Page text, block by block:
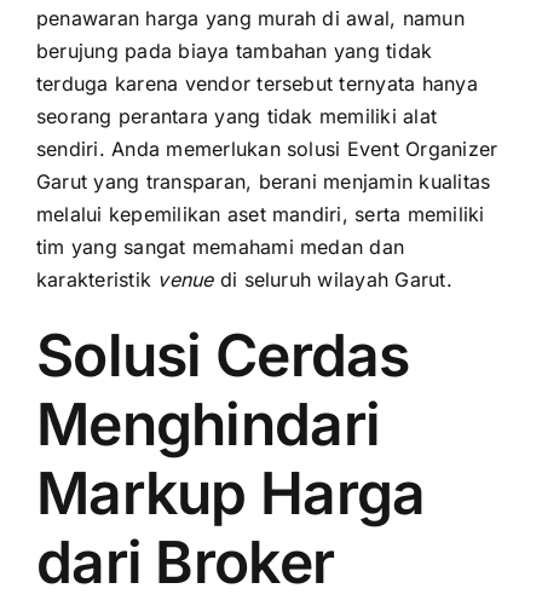
penawaran harga yang murah di awal, namun
berujung pada biaya tambahan yang tidak
terduga karena vendor tersebut ternyata hanya
seorang perantara yang tidak memiliki alat
sendiri. Anda memerlukan solusi Event Organizer
Garut yang transparan, berani menjamin kualitas
melalui kepemilikan aset mandiri, serta memiliki
tim yang sangat memahami medan dan
karakteristik venuedi seluruh wilayah Garut.
Solusi Cerdas
Menghindari
Markup Harga
dari Broker